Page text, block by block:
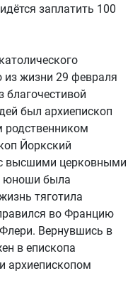
заплатить 100
из жизни 29 февраля
благочестивой
был архиепископ
родственником
Йоркский
высшими церковными
юноши была
тяготила
во Францию
Вернувшись в
в епископа
архиепископом